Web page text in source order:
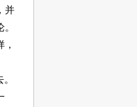
并